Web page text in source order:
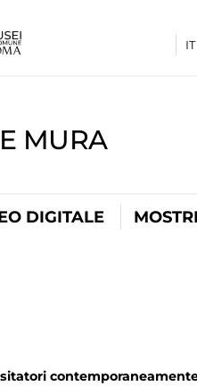
MURA
DIGITALE